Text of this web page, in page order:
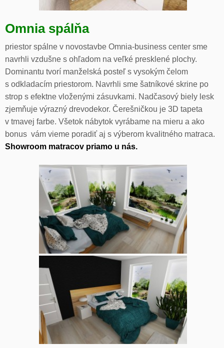
Omnia spálňa
priestor spálne v novostavbe Omnia-business center sme
navrhli vzdušne s ohľadom na veľké presklené plochy.
Dominantu tvorí manželská posteľ s vysokým čelom
s odkladacím priestorom. Navrhli sme šatníkové skrine po
strop s efektne vloženými zásuvkami. Nadčasový biely lesk
zjemňuje výrazný drevodekor. Čerešničkou je 3D tapeta
v tmavej farbe. Všetok nábytok vyrábame na mieru a ako
bonus vám vieme poradiť aj s výberom kvalitného matraca.
Showroom matracov priamo u nás.